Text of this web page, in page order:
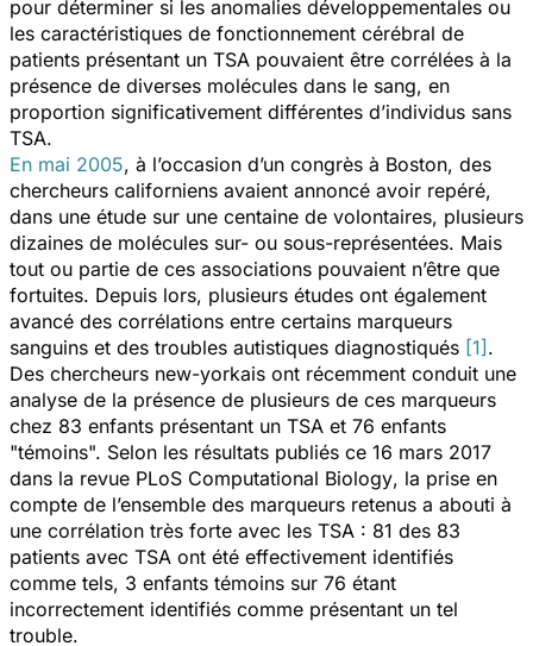
pour déterminer si les anomalies développementales ou
les caractéristiques de fonctionnement cérébral de
patients présentant un TSA pouvaient être corrélées à la
présence de diverses molécules dans le sang, en
proportion significativement différentes d’individus sans
TSA.
En mai 2005, à l’occasion d’un congrès à Boston, des
chercheurs californiens avaient annoncé avoir repéré,
dans une étude sur une centaine de volontaires, plusieurs
dizaines de molécules sur- ou sous-représentées. Mais
tout ou partie de ces associations pouvaient n’être que
fortuites. Depuis lors, plusieurs études ont également
avancé des corrélations entre certains marqueurs
sanguins et des troubles autistiques diagnostiqués [1].
Des chercheurs new-yorkais ont récemment conduit une
analyse de la présence de plusieurs de ces marqueurs
chez 83 enfants présentant un TSA et 76 enfants
"témoins". Selon les résultats publiés ce 16 mars 2017
dans la revue PLoS Computational Biology, la prise en
compte de l’ensemble des marqueurs retenus a abouti à
une corrélation très forte avec les TSA : 81 des 83
patients avec TSA ont été effectivement identifiés
comme tels, 3 enfants témoins sur 76 étant
incorrectement identifiés comme présentant un tel
trouble.